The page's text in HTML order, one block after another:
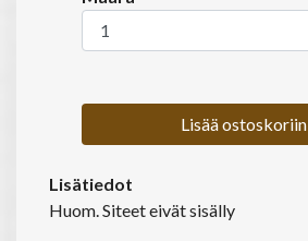
Lisää ostoskoriin
Lisätiedot
Huom. Siteet eivät sisälly